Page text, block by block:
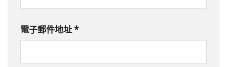
電子郵件地址*